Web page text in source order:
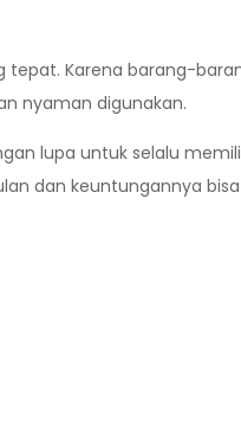
Karena barang-
nyaman digunakan.
lupa untuk selalu
dan keuntungannya